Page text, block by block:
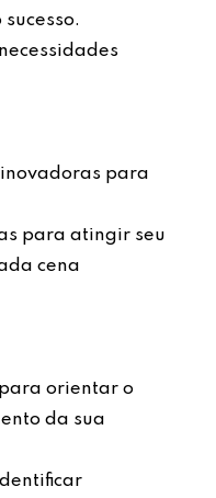
para
para atingir seu
cena
orientar o
da sua